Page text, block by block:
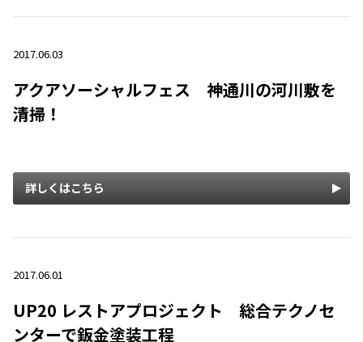
2017.06.03
アクアソーシャルフェス 神通川の河川敷を
清掃！
詳しくはこちら
2017.06.01
UP20 レストアプロジェクト 総合テクノセ
ンターで鈑金塗装工程